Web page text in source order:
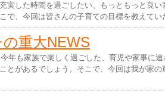
実した時間を過ごしたい、もっともっと良
で、今回は皆さんの子育ての目標を教えてい
重大NEWS
年も家族で楽しく過ごした、育児や家事に
とがあるでしょう。そこで、今回は我が家